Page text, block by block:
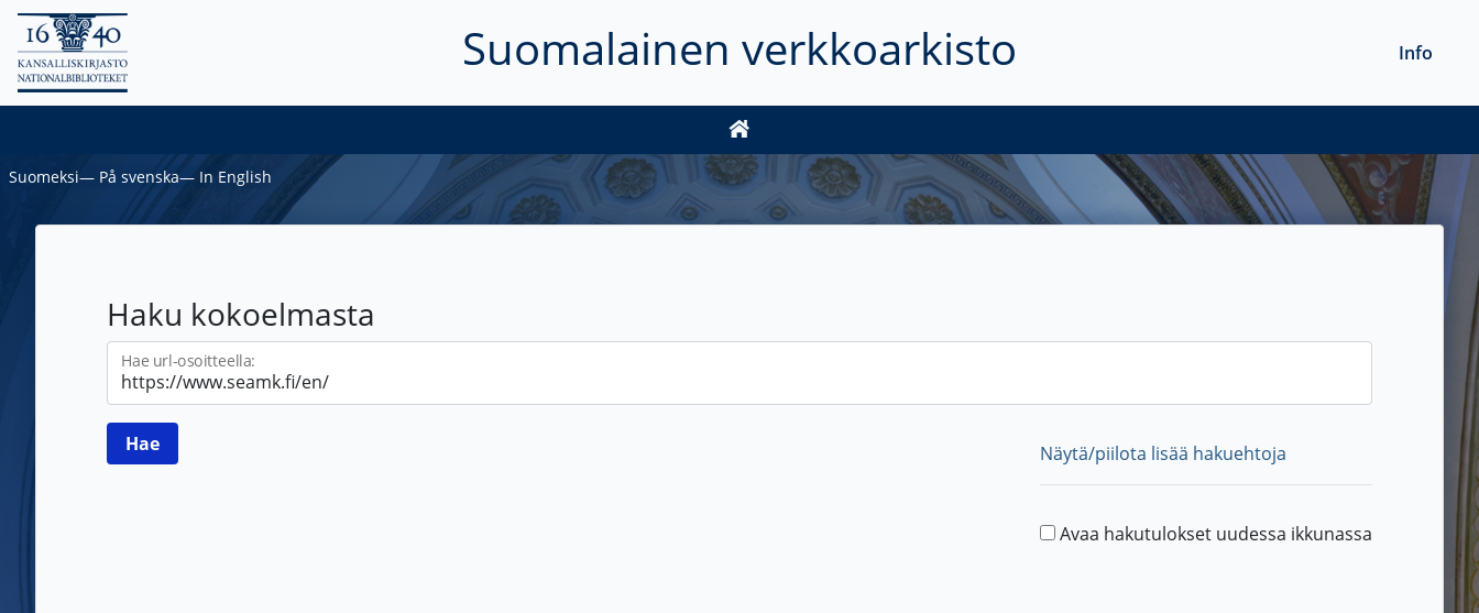
Suomalainen verkkoarkisto Info
Suomeksi― På svenska― In English
Haku kokoelmasta
Hae url-osoitteella:
Näytä/piilota lisää hakuehtoja
Avaa hakutulokset uudessa ikkunassa